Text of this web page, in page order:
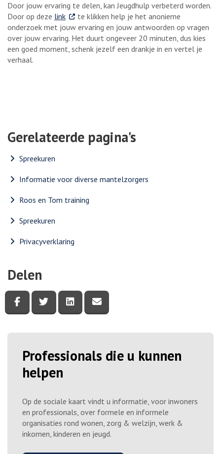
Door jouw ervaring te delen, kan Jeugdhulp verbeterd worden.
Door op deze link. Externe link
te klikken help je het anonieme
onderzoek met jouw ervaring en jouw antwoorden op vragen
over jouw ervaring. Het duurt ongeveer 20 minuten, dus kies
een goed moment, schenk jezelf een drankje in en vertel je
verhaal.
Gerelateerde pagina's
Spreekuren
Informatie voor diverse mantelzorgers
Roos en Tom training
Spreekuren
Privacyverklaring
Delen
Deel deze pagina via Facebook
Deel deze pagina via Twitter
Deel deze pagina via LinkedIn
Professionals die u kunnen
helpen
Op de sociale kaart vindt u informatie, voor inwoners
en professionals, over formele en informele
organisaties rond wonen, zorg & welzijn, werk &
inkomen, kinderen en jeugd.